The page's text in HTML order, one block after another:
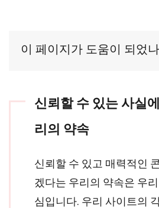
이 페이지가 도움이 되었
신뢰할 수 있는 사실
리의 약속
신뢰할 수 있고 매력적인
겠다는 우리의 약속은 우
심입니다. 우리 사이트의